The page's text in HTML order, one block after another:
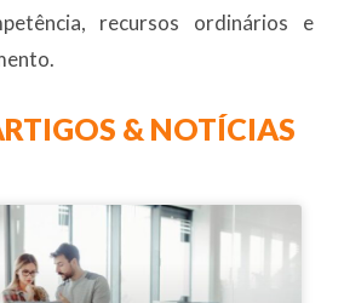
recursos ordinários e
& NOTÍCIAS